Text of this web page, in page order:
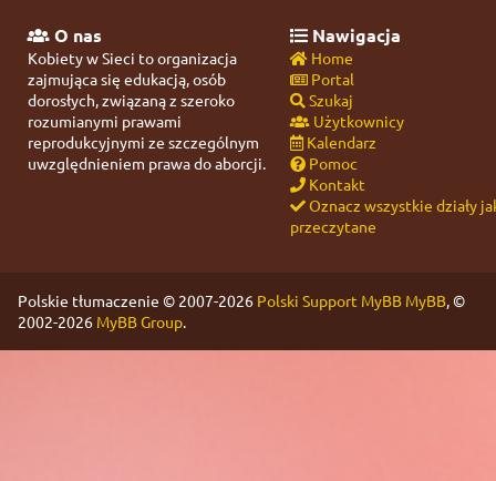
O nas
Kobiety w Sieci to organizacja
zajmująca się edukacją, osób
dorosłych, związaną z szeroko
rozumianymi prawami
reprodukcyjnymi ze szczególnym
uwzględnieniem prawa do aborcji.
Nawigacja
Home
Portal
Szukaj
Użytkownicy
Kalendarz
Pomoc
Kontakt
Oznacz wszystkie działy
przeczytane
Polskie tłumaczenie © 2007-2026 Polski Support MyBB MyBB, ©
2002-2026 MyBB Group.